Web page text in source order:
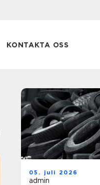
KONTAKTA OSS
05. juli 2026
admin